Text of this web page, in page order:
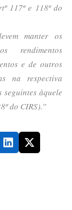
117º e 118º do
manter os
rendimentos
e de outros
na respectiva
àquele
do CIRS).”